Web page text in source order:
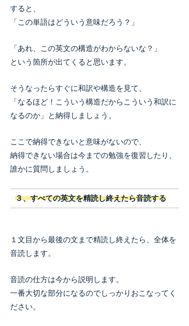
すると、
「この単語はどういう意味だろう？」
「あれ、この英文の構造がわからないな？」
という箇所が出てくると思います。
そうなったらすぐに和訳や構造を見て、
「なるほど！こういう構造だからこういう和訳に
なるのか」と納得しましょう。
ここで納得できないと意味がないので、
納得できない場合は今までの勉強を復習したり、
誰かに質問しましょう。
３、すべての英文を精読し終えたら音読する
１文目から最後の文まで精読し終えたら、全体を
音読します。
音読の仕方は今から説明します。
一番大切な部分になるのでしっかりおこなってく
ださい。